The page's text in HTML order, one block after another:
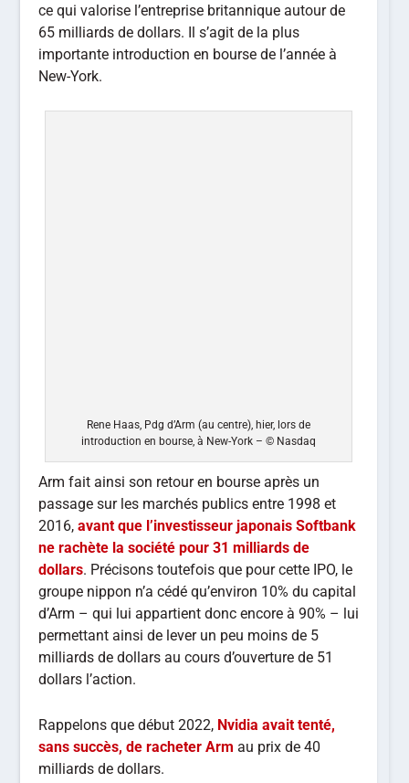
ce qui valorise l’entreprise britannique autour de
65 milliards de dollars. Il s’agit de la plus
importante introduction en bourse de l’année à
New-York.
Rene Haas, Pdg d’Arm (au centre), hier, lors de
introduction en bourse, à New-York – © Nasdaq
Arm fait ainsi son retour en bourse après un
passage sur les marchés publics entre 1998 et
2016,avant que l’investisseur japonais Softbank
ne rachète la société pour 31 milliards de
dollars. Précisons toutefois que pour cette IPO, le
groupe nippon n’a cédé qu’environ 10% du capital
d’Arm – qui lui appartient donc encore à 90% – lui
permettant ainsi de lever un peu moins de 5
milliards de dollars au cours d’ouverture de 51
dollars l’action.
Rappelons que début 2022, Nvidia avait tenté,
sans succès, de racheter Arm au prix de 40
milliards de dollars.